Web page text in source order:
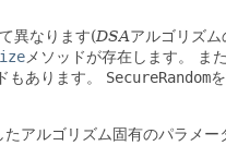
異なります(DSAアルゴリズ
メソッドが存在します。 ま
あります。 SecureRandom
アルゴリズム固有のパラメー